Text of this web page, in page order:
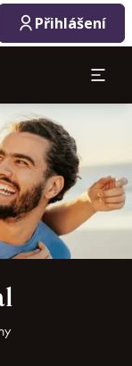
Přihlášení